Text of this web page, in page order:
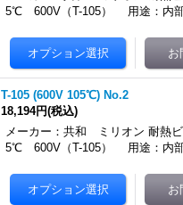
5℃ 600V（T-105） 用途：内部
T-105 (600V 105℃) No.2
18,194円(税込)
メーカー：共和 ミリオン 耐熱
5℃ 600V（T-105） 用途：内部